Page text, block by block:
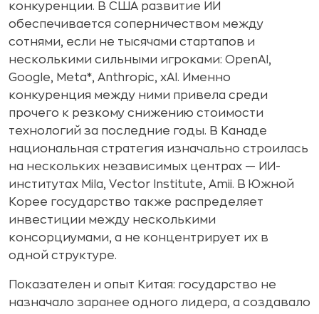
конкуренции. В США развитие ИИ
обеспечивается соперничеством между
сотнями, если не тысячами стартапов и
несколькими сильными игроками: OpenAI,
Google, Meta*, Anthropic, xAI. Именно
конкуренция между ними привела среди
прочего к резкому снижению стоимости
технологий за последние годы. В Канаде
национальная стратегия изначально строилась
на нескольких независимых центрах — ИИ-
институтах Mila, Vector Institute, Amii. В Южной
Корее государство также распределяет
инвестиции между несколькими
консорциумами, а не концентрирует их в
одной структуре.
Показателен и опыт Китая: государство не
назначало заранее одного лидера, а создавало